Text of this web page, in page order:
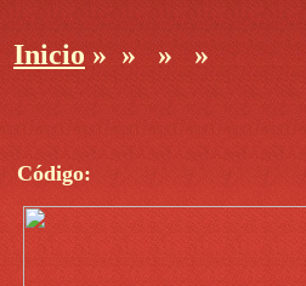
Inicio » » » »
Código: